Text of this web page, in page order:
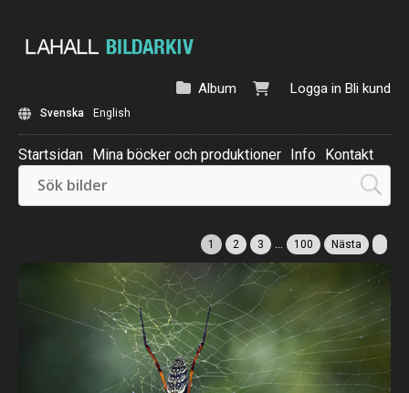
Logga in Bli kund
Album
Svenska English
Startsidan Mina böcker och produktioner Info Kontakt
Beställ: Kalender 2025
1 2 3 ... 100 Nästa